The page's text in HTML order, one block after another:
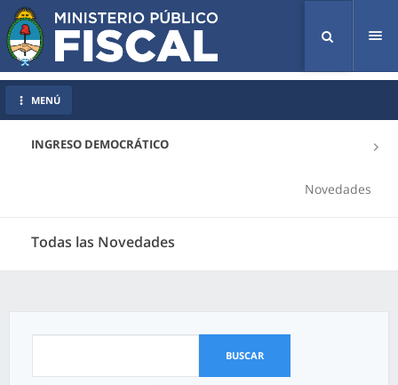
INGRESO DEMOCRÁTICO
Novedades
Todas las Novedades
MENÚ
BUSCAR